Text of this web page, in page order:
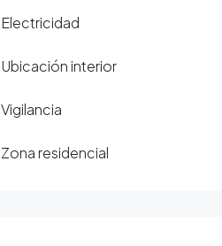
Electricidad
Ubicación interior
Vigilancia
Zona residencial